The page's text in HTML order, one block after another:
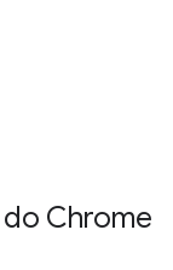
Chrome